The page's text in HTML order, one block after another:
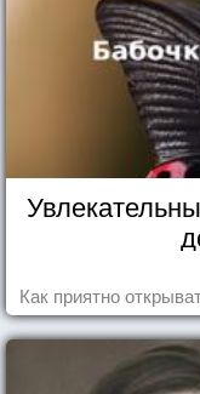
Как приятно